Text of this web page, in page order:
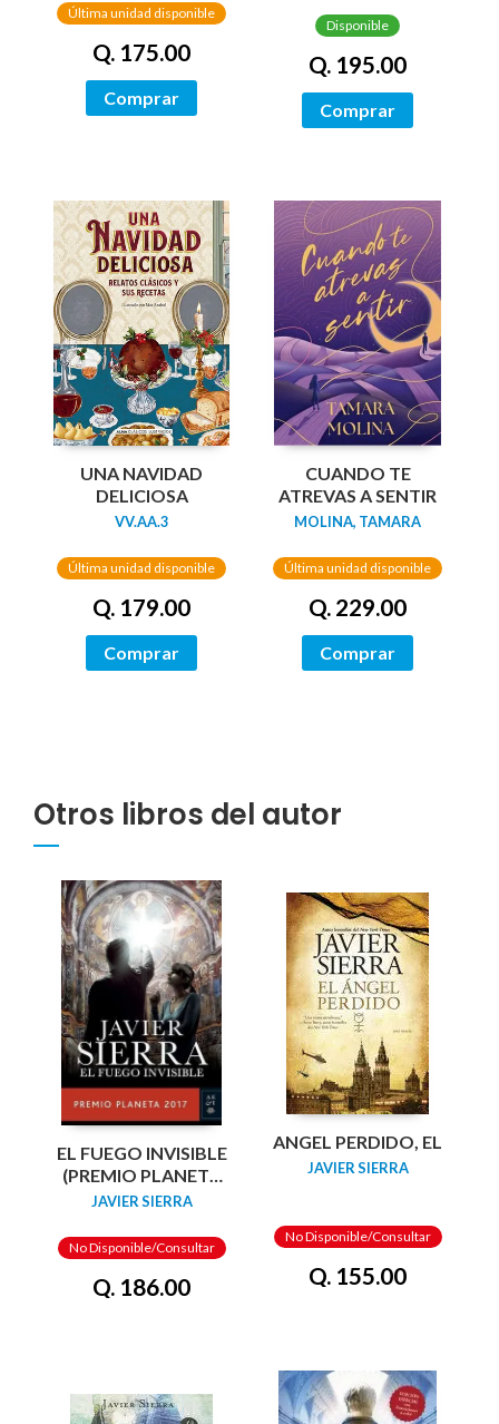
PINTADOS)
Última unidad disponible
Q. 175.00
Comprar
TINTADOS)
Disponible
Q. 195.00
Comprar
UNA NAVIDAD
DELICIOSA
VV.AA.3
Última unidad disponible
Q. 179.00
Comprar
CUANDO TE
ATREVAS A SENTIR
MOLINA, TAMARA
Última unidad disponible
Q. 229.00
Comprar
Otros libros del autor
EL FUEGO INVISIBLE
(PREMIO PLANETA
2017)
JAVIER SIERRA
No Disponible/Consultar
Q. 186.00
ANGEL PERDIDO, EL
JAVIER SIERRA
No Disponible/Consultar
Q. 155.00